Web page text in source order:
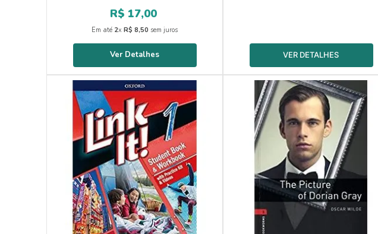
R$ 17,00
Em até 2x R$ 8,50 sem juros